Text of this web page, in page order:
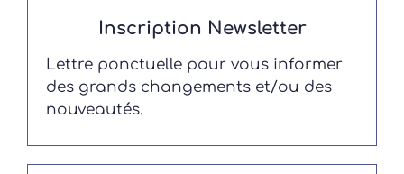
Inscription Newsletter
Lettre ponctuelle pour vous informer
des grands changements et/ou des
nouveautés.